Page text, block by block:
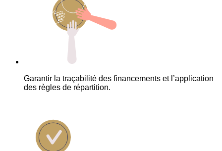
Garantir la traçabilité des financements et l’application
des règles de répartition.